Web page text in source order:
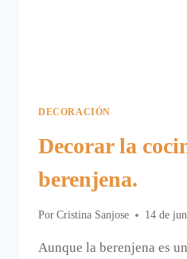
DECORACIÓN
Decorar la
berenjena.
Por Cristina Sanjose 14 de
Aunque la berenjena es